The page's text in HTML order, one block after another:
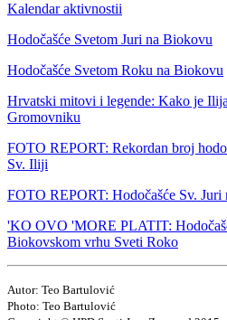
Kalendar aktivnostii
Hodočašće Svetom Juri na Biokovu
Hodočašće Svetom Roku na Biokovu
Hrvatski mitovi i legende: Kako je
Gromovniku
FOTO REPORT: Rekordan broj
Sv. Iliji
FOTO REPORT: Hodočašće Sv. Juri
'KO OVO 'MORE PLATIT:
Biokovskom vrhu Sveti Roko
Autor: Teo Bartulović
Photo: Teo Bartulović